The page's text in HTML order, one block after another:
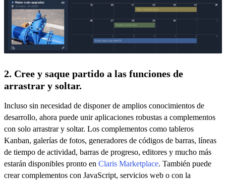
2. Cree y saque partido a las funciones de
arrastrar y soltar.
Incluso sin necesidad de disponer de amplios conocimientos de
desarrollo, ahora puede unir aplicaciones robustas a complementos
con solo arrastrar y soltar. Los complementos como tableros
Kanban, galerías de fotos, generadores de códigos de barras, líneas
de tiempo de actividad, barras de progreso, editores y mucho más
estarán disponibles pronto en Claris Marketplace. También puede
crear complementos con JavaScript, servicios web o con la